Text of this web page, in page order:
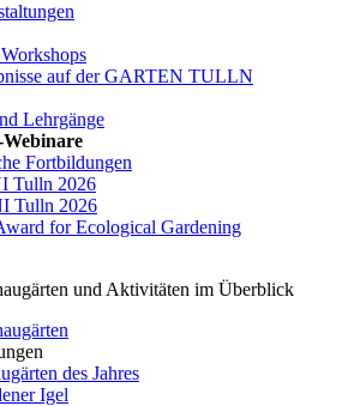
auf der GARTEN TULLN
Lehrgänge
Webinare
Fortbildungen
Tulln 2026
Tulln 2026
for Ecological Gardening
und Aktivitäten im Überblick
des Jahres
Igel